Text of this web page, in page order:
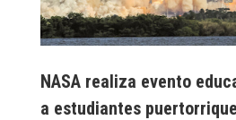
NASA realiza evento
a estudiantes